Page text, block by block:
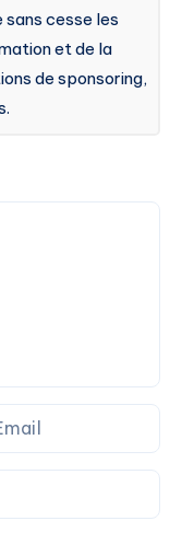
sans cesse les
et de la
de sponsoring,